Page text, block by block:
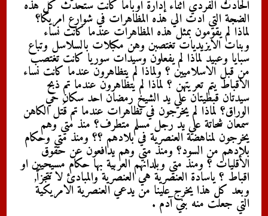
الحادث الفردي اثناء إدارة اوباما كانت ستحدث كل هذه
الضجة التي ادت الي هذه المظاهرات في شوارع امريكا؟
لماذا لم يقومون بمثل هذه المظاهرات عندما كانت نساء
وبنات الايزيديات تغتصبن وهن مكبلات بالسلاسل وتباع
سبايا وعبيد لماذا لم يفعلون وسيدات سوريا كانت تغتصب
من قبل الاسلاميين ؟ ولماذا لم يتظاهرون عندما كانت نساء
الاقباط يتم تعريتهن ؟ لماذا لم يتظاهرون عندما تم ذبح
سيدتان قبطيتان علي يد الشيخ رمضان احد سكان حي
الوراق؟ لماذا لم يخرجون في تظاهرات عندما تم قُتل الكاهن
سمعان شحاتة علي يد رجل مسلم متطرف؟ منذ متي وهم
يخرجون لمناهضة العنصرية في بلادهم ؟؟ ومنذ متي وحكام
بلادهم من السود؟ ومنذ متي وهم يدافعون عن حقوق
الأقليات ؟ ومنذ متي وبلدانهم العربية بها حكام مسيحيين او
اقباط ؟ ياسادة العنصرية هي العنصرية والمبادئ لا تتجزأ,
وبعد كل هذا يخرج علينا من يدعي العنصرية الامريكية
التي جعلت منه بني آدم .